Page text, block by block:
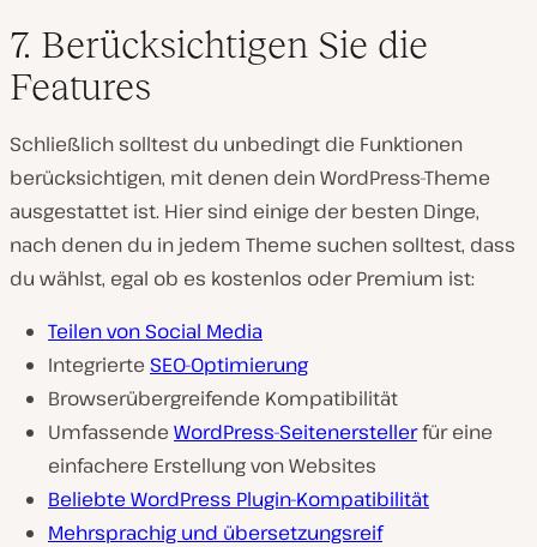
7. Berücksichtigen Sie die
Features
Schließlich solltest du unbedingt die Funktionen
berücksichtigen, mit denen dein WordPress-Theme
ausgestattet ist. Hier sind einige der besten Dinge,
nach denen du in jedem Theme suchen solltest, dass
du wählst, egal ob es kostenlos oder Premium ist:
Teilen von Social Media
Integrierte SEO-Optimierung
Browserübergreifende Kompatibilität
Umfassende WordPress-Seitenerstellerfür eine
einfachere Erstellung von Websites
Beliebte WordPress Plugin-Kompatibilität
Mehrsprachig und übersetzungsreif